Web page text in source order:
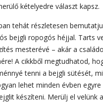
kételyedre választ kapsz.
tehát részletesen
bejgli ropogós héjjal. Tarts
mesterévé – akár a
A cikkből megtudhatod,
tenni a bejgli sütését,
lehet minden évben egyre
készíteni. Merülj el velünk